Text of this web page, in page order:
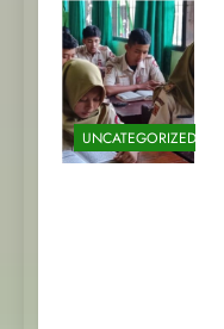
UNCATEGORIZED